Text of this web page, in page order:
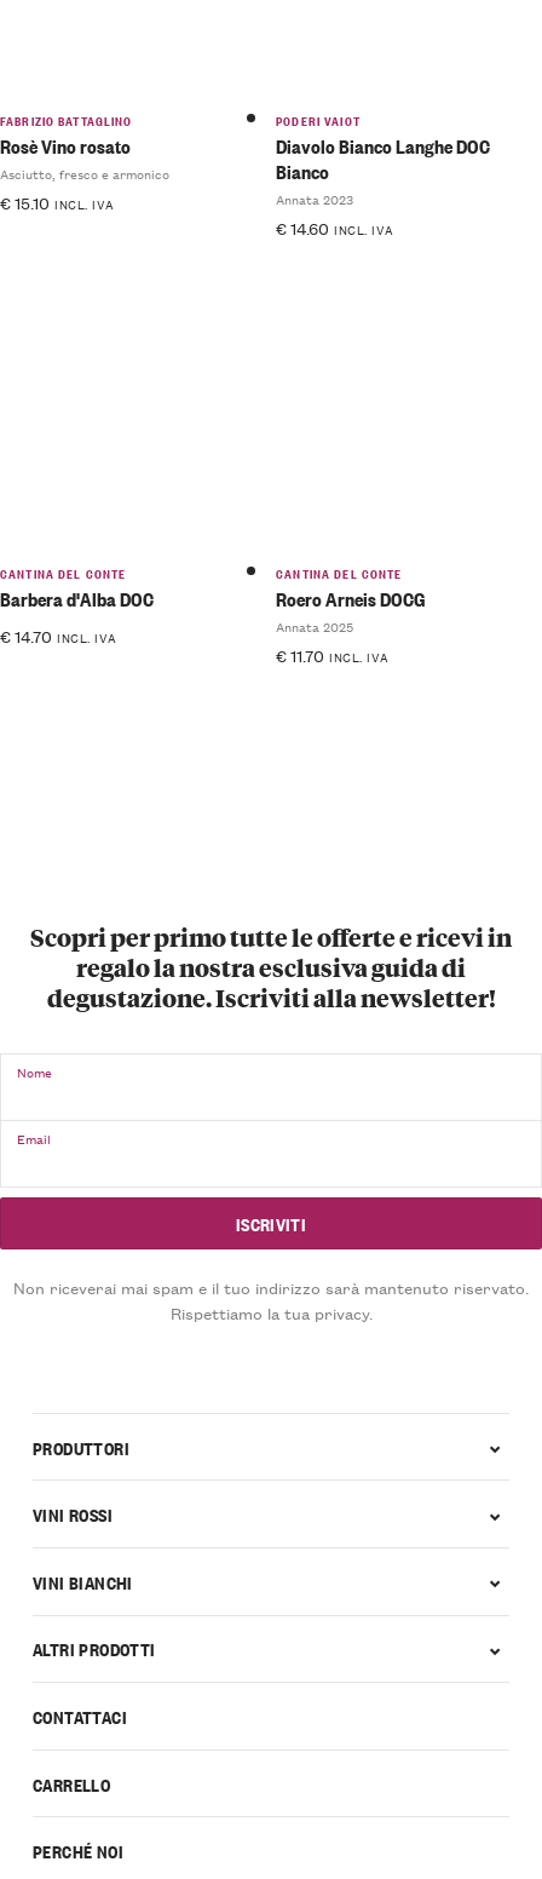
FABRIZIO BATTAGLINO
Rosè Vino rosato
Asciutto, fresco e armonico
€15.10 INCL. IVA
PODERI VAIOT
Diavolo Bianco Langhe DOC
Bianco
Annata 2023
€14.60 INCL. IVA
CANTINA DEL CONTE
Barbera d'Alba DOC
€14.70 INCL. IVA
CANTINA DEL CONTE
Roero Arneis DOCG
Annata 2025
€11.70 INCL. IVA
Scopri per primo tutte le offerte e ricevi in
regalo la nostra esclusiva guida di
degustazione. Iscriviti alla newsletter!
Nome
Email
Non riceverai mai spam e il tuo indirizzo sarà mantenuto riservato.
Rispettiamo la tua privacy.
CONTATTACI
CARRELLO
PERCHÉ NOI
PRODUTTORI
VINI ROSSI
VINI BIANCHI
ALTRI PRODOTTI